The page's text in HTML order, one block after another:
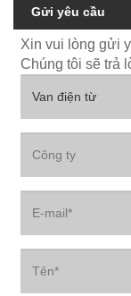
Gửi yêu cầu
Xin vui lòng gửi
Chúng tôi sẽ trả